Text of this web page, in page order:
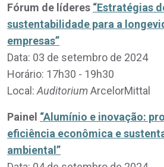
Fórum de líderes “Estratégias
sustentabilidade para a
empresas”
Data: 03 de setembro de 2024
Horário: 17h30 - 19h30
Local: AuditoriumArcelorMittal
Painel “Alumínio e inovação:
eficiência econômica e
ambiental”